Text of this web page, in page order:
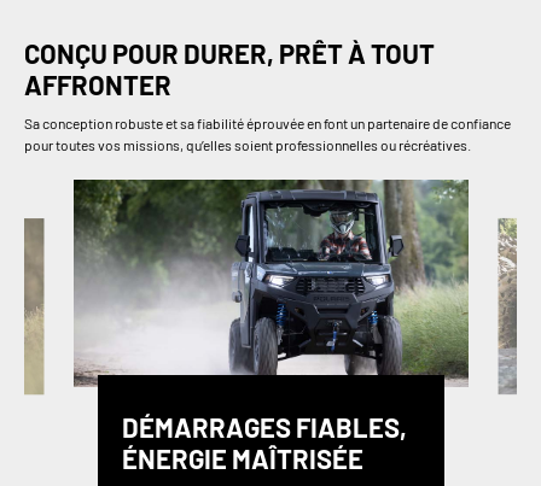
CONÇU POUR DURER, PRÊT À TOUT
AFFRONTER
Sa conception robuste et sa fiabilité éprouvée en font un partenaire de confiance
pour toutes vos missions, qu’elles soient professionnelles ou récréatives.
DÉMARRAGES FIABLES,
ÉNERGIE MAÎTRISÉE